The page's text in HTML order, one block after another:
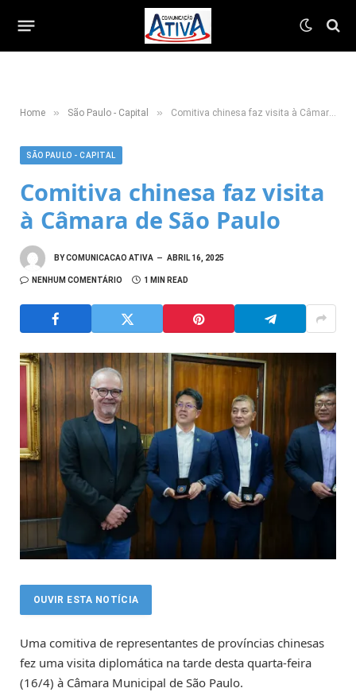
Home » São Paulo - Capital » Comitiva chinesa faz visita à Câmara de São Paulo
SÃO PAULO - CAPITAL
Comitiva chinesa faz visita
à Câmara de São Paulo
BYCOMUNICACAO ATIVA ABRIL 16, 2025
NENHUM COMENTÁRIO 1 MIN READ
OUVIR ESTA NOTÍCIA
Uma comitiva de representantes de províncias chinesas
fez uma visita diplomática na tarde desta quarta-feira
(16/4) à Câmara Municipal de São Paulo.